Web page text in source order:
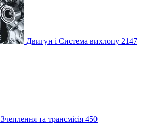
Двигун і Система вихлопу 2147
Зчеплення та трансмісія 450